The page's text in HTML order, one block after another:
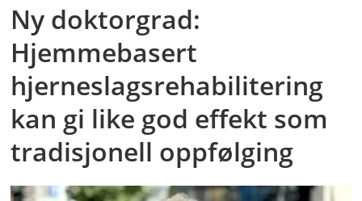
Ny doktorgrad:
Hjemmebasert
hjerneslagsrehabilitering
kan gi like god effekt som
tradisjonell oppfølging